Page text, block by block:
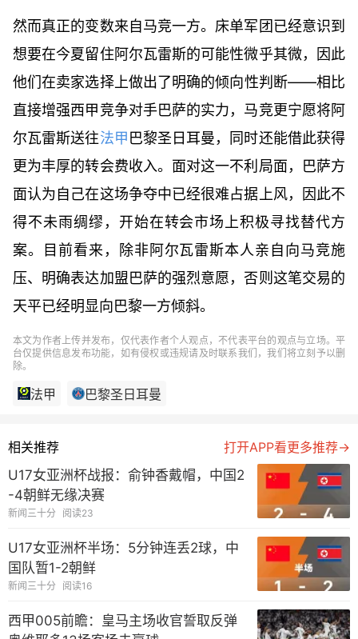
然而真正的变数来自马竞一方。床单军团已经意识到
想要在今夏留住阿尔瓦雷斯的可能性微乎其微，因此
他们在卖家选择上做出了明确的倾向性判断——相比
直接增强西甲竞争对手巴萨的实力，马竞更宁愿将阿
尔瓦雷斯送往法甲巴黎圣日耳曼，同时还能借此获得
更为丰厚的转会费收入。面对这一不利局面，巴萨方
面认为自己在这场争夺中已经很难占据上风，因此不
得不未雨绸缪，开始在转会市场上积极寻找替代方
案。目前看来，除非阿尔瓦雷斯本人亲自向马竞施
压、明确表达加盟巴萨的强烈意愿，否则这笔交易的
天平已经明显向巴黎一方倾斜。
本文为作者上传并发布，仅代表作者个人观点，不代表平台的观点与立场。平
台仅提供信息发布功能，如有侵权或违规请及时联系我们，我们将立刻予以删
除。
法甲 巴黎圣日耳曼
相关推荐
打开APP看更多推荐→
U17女亚洲杯战报：俞钟香戴帽，中国2
-4朝鲜无缘决赛
新闻三十分 阅读23
U17女亚洲杯半场：5分钟连丢2球，中
国队暂1-2朝鲜
新闻三十分 阅读16
西甲005前瞻：皇马主场收官誓取反弹